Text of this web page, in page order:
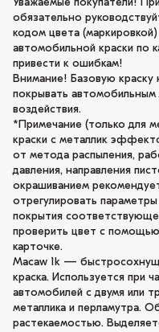
Уважаемые покупатели!
обязательно
кодом цвета
автомобильной краски по
привести к ошибкам!
Внимание! Базовую
покрывать
воздействия.
*Примечание (только для
краски с металлик
от метода распыления,
давления, направления
окрашиванием
отрегулировать
покрытия
проверить цвет с
карточке.
Macaw 1k —
краска. Используется при
автомобилей с двумя или
металлика и перламутра.
растекаемостью.